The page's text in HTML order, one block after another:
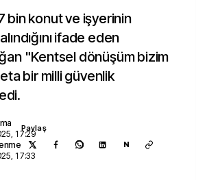
bin konut ve işyerinin
ifade eden
"Kentsel dönüşüm bizim
bir milli güvenlik
17:29
17:33
Paylaş
N